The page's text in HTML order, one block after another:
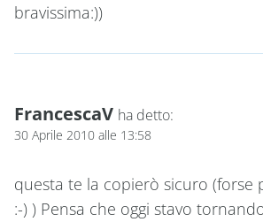
bravissima:))
FrancescaV ha detto:
30 Aprile 2010 alle 13:58
questa te la copierò sicuro (forse
:-) ) Pensa che oggi stavo